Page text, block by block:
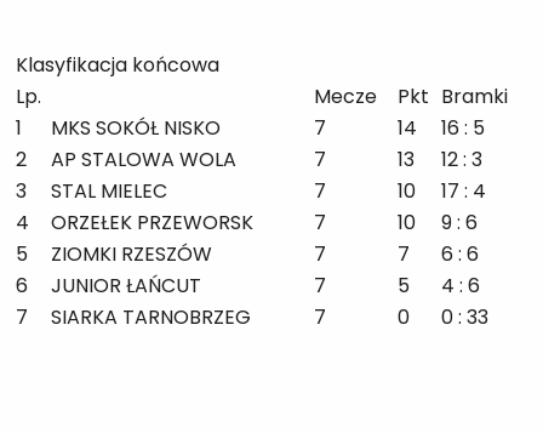
Klasyfikacja końcowa
Lp.
Mecze Pkt Bramki
1
MKS SOKÓŁ NISKO 7 14
16 : 5
2
AP STALOWA WOLA 7 13
12 : 3
3
STAL MIELEC 7 10
17 : 4
4
ORZEŁEK PRZEWORSK 7 10
9 : 6
5
ZIOMKI RZESZÓW 7 7
6 : 6
6
JUNIOR ŁAŃCUT 7 5
4 : 6
7
SIARKA TARNOBRZEG 7 0 0 : 33